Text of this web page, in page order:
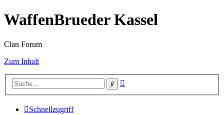
WaffenBrueder Kassel
Clan Forum
Zum Inhalt
Suche
Schnellzugriff